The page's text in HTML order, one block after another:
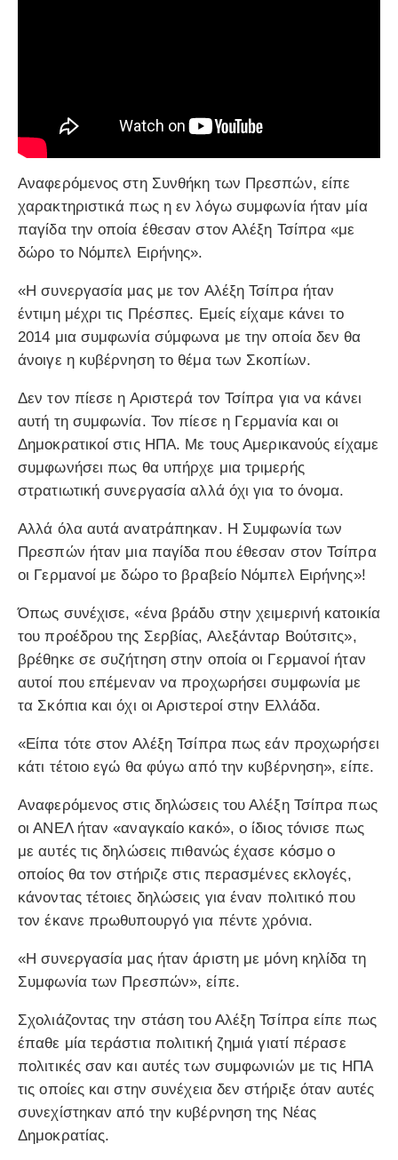
Aναφερόμενος στη Συνθήκη των Πρεσπών, είπε
χαρακτηριστικά πως η εν λόγω συμφωνία ήταν μία
παγίδα την οποία έθεσαν στον Αλέξη Τσίπρα «με
δώρο το Νόμπελ Ειρήνης».
«Η συνεργασία μας με τον Αλέξη Τσίπρα ήταν
έντιμη μέχρι τις Πρέσπες. Εμείς είχαμε κάνει το
2014 μια συμφωνία σύμφωνα με την οποία δεν θα
άνοιγε η κυβέρνηση το θέμα των Σκοπίων.
Δεν τον πίεσε η Αριστερά τον Τσίπρα για να κάνει
αυτή τη συμφωνία. Τον πίεσε η Γερμανία και οι
Δημοκρατικοί στις ΗΠΑ. Με τους Αμερικανούς είχαμε
συμφωνήσει πως θα υπήρχε μια τριμερής
στρατιωτική συνεργασία αλλά όχι για το όνομα.
Αλλά όλα αυτά ανατράπηκαν. Η Συμφωνία των
Πρεσπών ήταν μια παγίδα που έθεσαν στον Τσίπρα
οι Γερμανοί με δώρο το βραβείο Νόμπελ Ειρήνης»!
Όπως συνέχισε, «ένα βράδυ στην χειμερινή κατοικία
του προέδρου της Σερβίας, Αλεξάνταρ Βούτσιτς»,
βρέθηκε σε συζήτηση στην οποία οι Γερμανοί ήταν
αυτοί που επέμεναν να προχωρήσει συμφωνία με
τα Σκόπια και όχι οι Αριστεροί στην Ελλάδα.
«Είπα τότε στον Αλέξη Τσίπρα πως εάν προχωρήσει
κάτι τέτοιο εγώ θα φύγω από την κυβέρνηση», είπε.
Αναφερόμενος στις δηλώσεις του Αλέξη Τσίπρα πως
οι ΑΝΕΛ ήταν «αναγκαίο κακό», ο ίδιος τόνισε πως
με αυτές τις δηλώσεις πιθανώς έχασε κόσμο ο
οποίος θα τον στήριζε στις περασμένες εκλογές,
κάνοντας τέτοιες δηλώσεις για έναν πολιτικό που
τον έκανε πρωθυπουργό για πέντε χρόνια.
«Η συνεργασία μας ήταν άριστη με μόνη κηλίδα τη
Συμφωνία των Πρεσπών», είπε.
Σχολιάζοντας την στάση του Αλέξη Τσίπρα είπε πως
έπαθε μία τεράστια πολιτική ζημιά γιατί πέρασε
πολιτικές σαν και αυτές των συμφωνιών με τις ΗΠΑ
τις οποίες και στην συνέχεια δεν στήριξε όταν αυτές
συνεχίστηκαν από την κυβέρνηση της Νέας
Δημοκρατίας.